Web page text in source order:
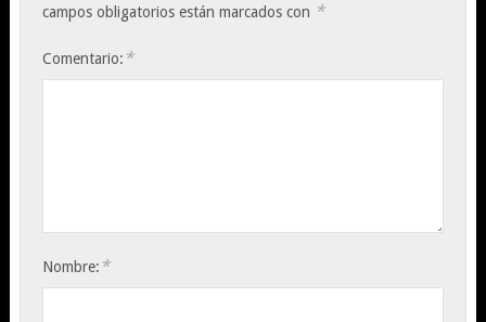
campos obligatorios están marcados con *
Comentario: *
Nombre: *